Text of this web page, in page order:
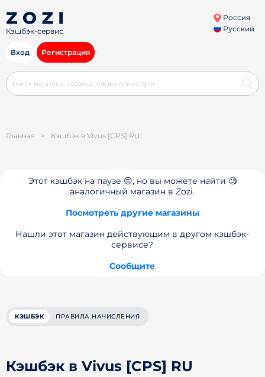
Кэшбэк-сервис
Россия
Русский
Вход Регистрация
Главная > Кэшбэк в Vivus [CPS] RU
Этот кэшбэк на паузе 😔, но вы можете найти 🧐
аналогичный магазин в Zozi.
Посмотреть другие магазины
Нашли этот магазин действующим в другом кэшбэк-
сервисе?
Сообщите
КЭШБЭК ПРАВИЛА НАЧИСЛЕНИЯ
Кэшбэк в Vivus [CPS] RU